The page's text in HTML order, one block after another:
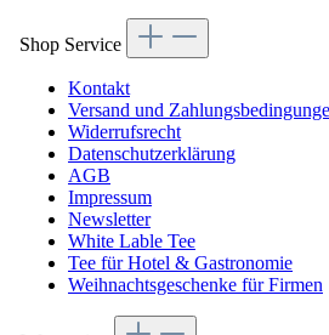
Shop Service
Kontakt
Versand und
Widerrufsrecht
Datenschutzerklärung
AGB
Impressum
Newsletter
White Lable Tee
Tee für Hotel & Gastronomie
Weihnachtsgeschenke für Firmen